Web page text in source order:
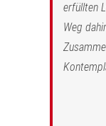
erfüllten
Weg